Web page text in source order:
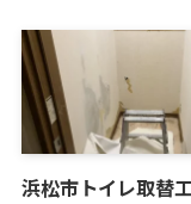
浜松市トイレ取替